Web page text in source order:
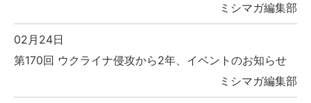
ミシマガ編集部
02月24日
第170回 ウクライナ侵攻から2年、イベントのお知らせ
ミシマガ編集部